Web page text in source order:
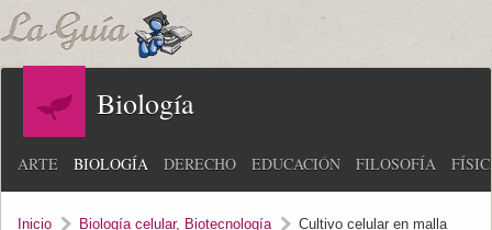
Biología
ARTE BIOLOGÍA DERECHO EDUCACIÓN FILOSOFÍA
Inicio Biología celular, Biotecnología
Cultivo celular en malla